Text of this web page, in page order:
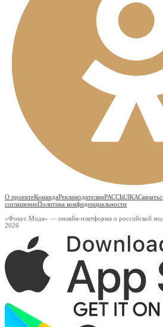
О проектеКомандаРекламодателямРАССЫЛКА
соглашениеПолитика конфиденциальности
«Фокус Мода» — онлайн-платформа о российской
2026